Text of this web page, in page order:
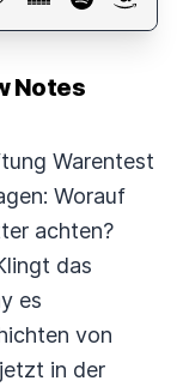
Notes
Warentest
Worauf
achten?
das
es
von
in der